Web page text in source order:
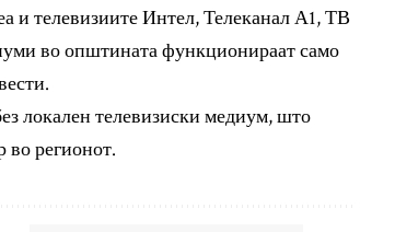
и телевизиите Интел, Телеканал А1, ТВ
во општината функционираат само
локален телевизиски медиум, што
регионот.